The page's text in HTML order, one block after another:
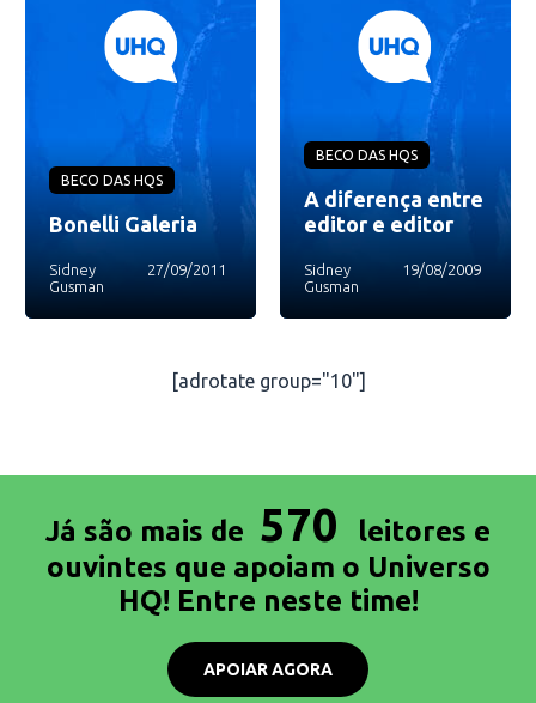
BECO DAS HQS
Bonelli Galeria
Sidney
Gusman
27/09/2011
BECO DAS HQS
A diferença entre
editor e editor
Sidney
Gusman
19/08/2009
[adrotate group="10"]
Já são mais de 570
leitores e
ouvintes que apoiam o Universo
HQ! Entre neste time!
APOIAR AGORA